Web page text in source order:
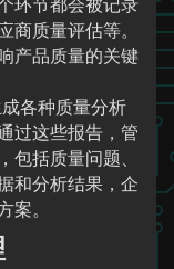
质量评估等。
产品质量的关键
各种质量分析
过这些报告，管
括质量问题、
和分析结果，企
。